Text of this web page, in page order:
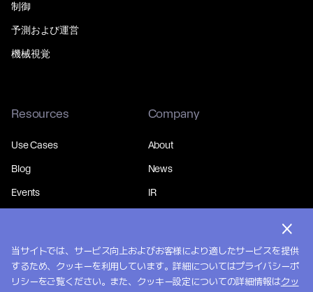
制御
予測および運営
機械視覚
Resources
Use Cases
Blog
Events
Company
About
News
IR
© 2026 MakinaRocks. Privacy Policy
当サイトでは、サービス向上およびお客様により適したサービスを提供
するため、クッキーを利用しています。詳細についてはプライバシーポ
リシーをご覧ください。また、クッキー設定についての詳細情報はクッ